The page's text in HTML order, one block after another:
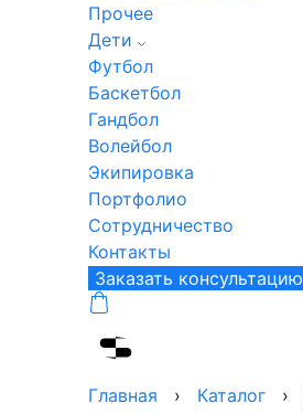
Прочее
Дети
Футбол
Баскетбол
Гандбол
Волейбол
Экипировка
Портфолио
Сотрудничество
Контакты
Заказать консультацию
Главная › Каталог ›